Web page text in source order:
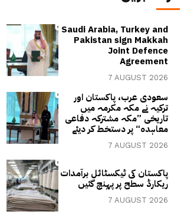
Saudi Arabia, Turkey and
Pakistan sign Makkah
Joint Defence
Agreement
7 AUGUST 2026
سعودی عرب، پاکستان اور
ترکیہ نے مکہ مکرمہ میں
تاریخی ”مکہ مشترکہ دفاعی
معاہدہ“ پر دستخط کر دیئے
7 AUGUST 2026
پاکستان کی ٹیکسٹائل برآمدات
ریکارڈ سطح پر پہنچ گئیں
7 AUGUST 2026